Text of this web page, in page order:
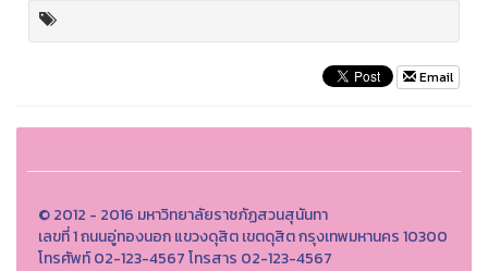
Email
© 2012 - 2016 มหาวิทยาลัยราชภัฏสวนสุนันทา
เลขที่ 1 ถนนอู่ทองนอก แขวงดุสิต เขตดุสิต กรุงเทพมหานคร 10300
โทรศัพท์ 02-123-4567 โทรสาร 02-123-4567